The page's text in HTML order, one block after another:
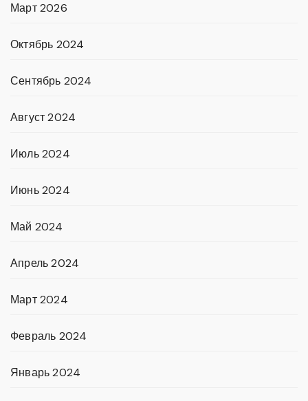
Март 2026
Октябрь 2024
Сентябрь 2024
Август 2024
Июль 2024
Июнь 2024
Май 2024
Апрель 2024
Март 2024
Февраль 2024
Январь 2024